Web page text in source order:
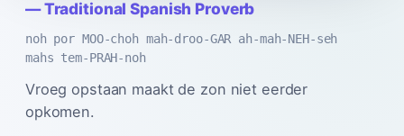
—Traditional Spanish Proverb
noh por MOO-choh mah-droo-GAR ah-mah-NEH-seh
mahs tem-PRAH-noh
Vroeg opstaan maakt de zon niet eerder
opkomen.